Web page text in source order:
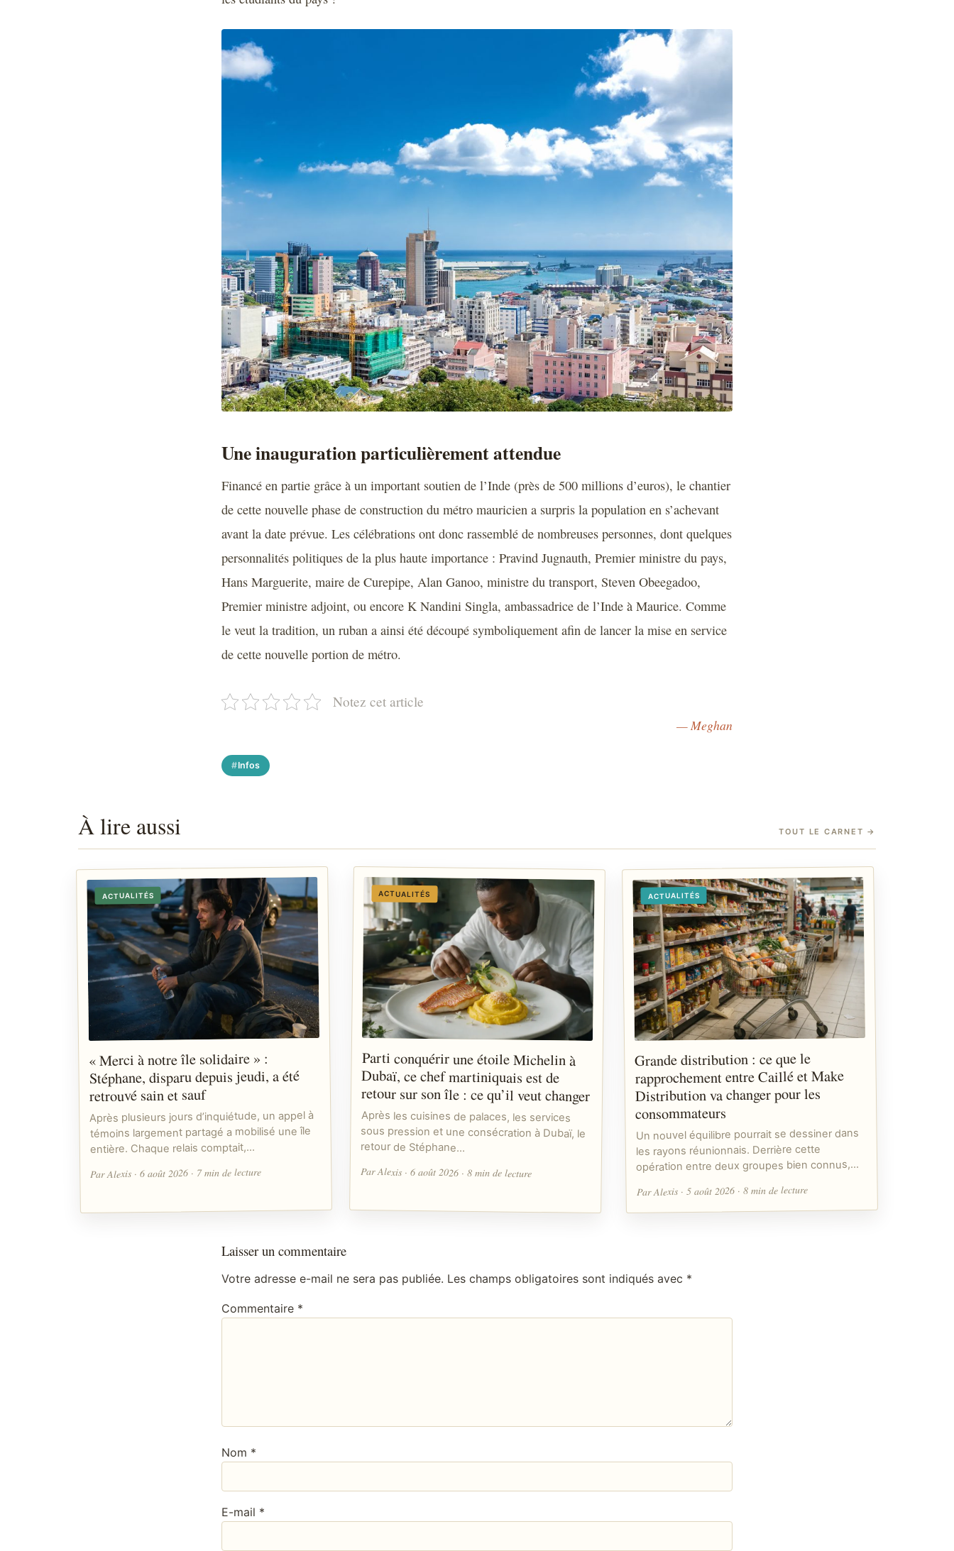
Une inauguration particulièrement attendue
Financé en partie grâce à un important soutien de l’Inde (près de 500 millions d’euros), le chantier
de cette nouvelle phase de construction du métro mauricien a surpris la population en s’achevant
avant la date prévue. Les célébrations ont donc rassemblé de nombreuses personnes, dont quelques
personnalités politiques de la plus haute importance : Pravind Jugnauth, Premier ministre du pays,
Hans Marguerite, maire de Curepipe, Alan Ganoo, ministre du transport, Steven Obeegadoo,
Premier ministre adjoint, ou encore K Nandini Singla, ambassadrice de l’Inde à Maurice. Comme
le veut la tradition, un ruban a ainsi été découpé symboliquement afin de lancer la mise en service
de cette nouvelle portion de métro.
Notez cet article
— Meghan
Infos
À lire aussi TOUT LE CARNET →
ACTUALITÉS
« Merci à notre île solidaire » :
Stéphane, disparu depuis jeudi, a été
retrouvé sain et sauf
Après plusieurs jours d’inquiétude, un appel à
témoins largement partagé a mobilisé une île
entière. Chaque relais comptait,…
Par Alexis · 6 août 2026 · 7 min de lecture
ACTUALITÉS
Parti conquérir une étoile Michelin à
Dubaï, ce chef martiniquais est de
retour sur son île : ce qu’il veut changer
Après les cuisines de palaces, les services
sous pression et une consécration à Dubaï, le
retour de Stéphane…
Par Alexis · 6 août 2026 · 8 min de lecture
ACTUALITÉS
Grande distribution : ce que le
rapprochement entre Caillé et Make
Distribution va changer pour les
consommateurs
Un nouvel équilibre pourrait se dessiner dans
les rayons réunionnais. Derrière cette
opération entre deux groupes bien connus,…
Par Alexis · 5 août 2026 · 8 min de lecture
Laisser un commentaire
Votre adresse e-mail ne sera pas publiée. Les champs obligatoires sont indiqués avec *
Commentaire *
Nom *
E-mail *